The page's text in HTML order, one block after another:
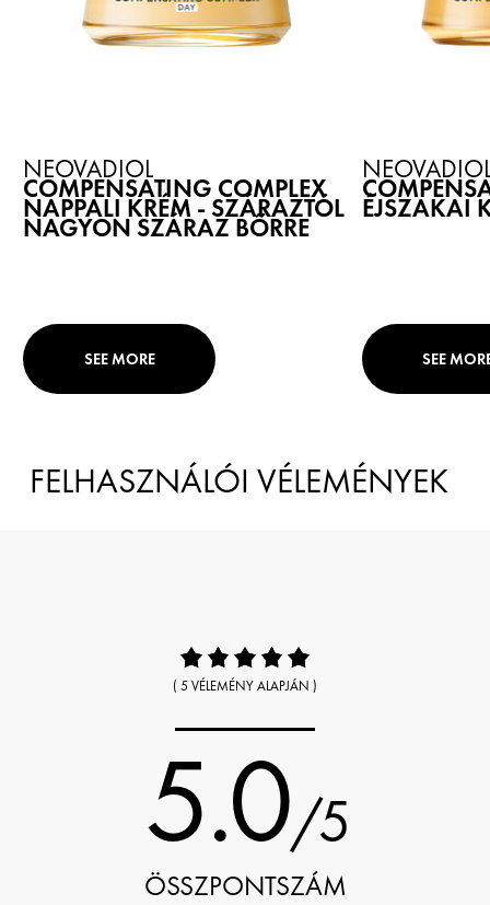
NEOVADIOL
COMPENSATING COMPLEX
NAPPALI KRÉM - SZÁRAZTÓL
NAGYON SZÁRAZ BŐRRE
SEE MORE
ÉJSZAKAI
SEE
FELHASZNÁLÓI VÉLEMÉNYEK
( 5 VÉLEMÉNY ALAPJÁN )
5.0/5
ÖSSZPONTSZÁM